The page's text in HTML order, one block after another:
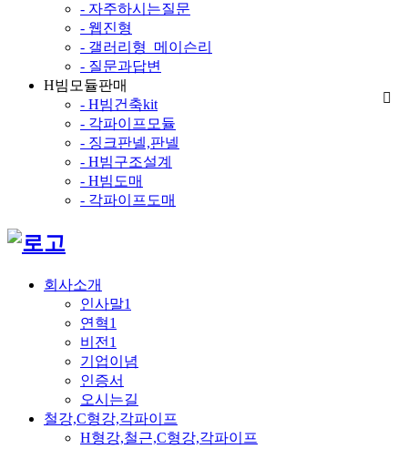
- 자주하시는질문
- 웹진형
- 갤러리형_메이슨리
- 질문과답변
H빔모듈판매
- H빔건축kit
- 각파이프모듈
- 징크판넬,판넬
- H빔구조설계
- H빔도매
- 각파이프도매
회사소개
인사말1
연혁1
비전1
기업이념
인증서
오시는길
철강,C형강,각파이프
H형강,철근,C형강,각파이프